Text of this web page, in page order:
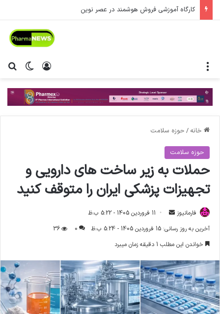
کارگاه آموزشی فروش هوشمند در عصر نوین
تغییر ورود
خانه / حوزه سلامت
حوزه سلامت
حملات به زیر ساخت های دارویی و
تجهیزات پزشکی ایران را متوقف کنید
فارمانیوز
ا
ل
ا
ی
م
ی
11 فروردین 1405 - 5:22 ب.ظ
آخرین به روز رسانی: 15 فروردین 1405 - 5:24 ب.ظ
0
36
خواندن این مطلب 1 دقیقه زمان میبرد